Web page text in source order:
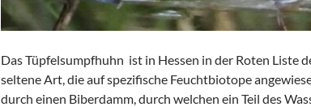
Das Tüpfelsumpfhuhn ist in Hessen in der Roten Liste
seltene Art, die auf spezifische Feuchtbiotope
durch einen Biberdamm, durch welchen ein Teil des